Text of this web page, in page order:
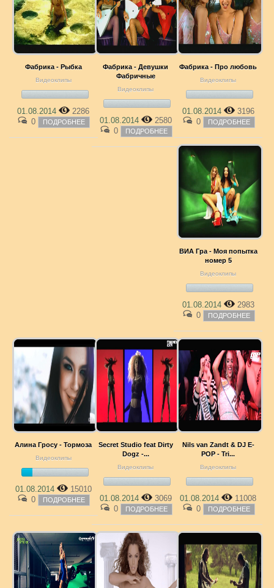
Фабрика - Рыбка
Видеоклипы
01.08.2014
2286
0
ПОДРОБНЕЕ
Фабрика - Девушки
Фабричные
Видеоклипы
01.08.2014
2580
0
ПОДРОБНЕЕ
Фабрика - Про любовь
Видеоклипы
01.08.2014
3196
0
ПОДРОБНЕЕ
ВИА Гра - Моя попытка
номер 5
Видеоклипы
01.08.2014
2983
0
ПОДРОБНЕЕ
Алина Гросу - Тормоза
Видеоклипы
01.08.2014
15010
0
ПОДРОБНЕЕ
Secret Studio feat Dirty
Dogz -...
Видеоклипы
01.08.2014
3069
0
ПОДРОБНЕЕ
Nils van Zandt & DJ E-
POP - Tri...
Видеоклипы
01.08.2014
11008
0
ПОДРОБНЕЕ